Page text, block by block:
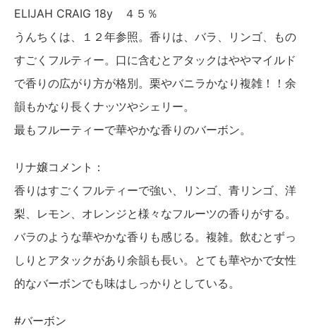
ELIJAH CRAIG 18y ４５％
うんちくは、１２年参照。香りは、バラ、リンゴ、もの
すごくフルティー。口に含むとアタックはややマイルド
で香りの広がり方が格別。栗やバニラかなり複雑！！余
韻もかなり長くナッツやシェリー。
最もフルーティーで華やかな香りのバーボン。
リナ嬢コメント：
香りはすごくフルティーで強い、リンゴ、青リンゴ、洋
梨、レモン、オレンジと様々なフルーツの香りがする。
バラのような華やかな香りも感じる。複雑。飲むとずっ
しりとアタックがあり余韻も長い。とても華やかで女性
的なバーボンでも味はしっかりとしている。
#バーボン